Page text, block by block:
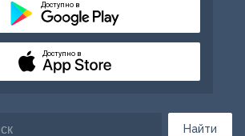
Найти
Доступно в
Доступно в